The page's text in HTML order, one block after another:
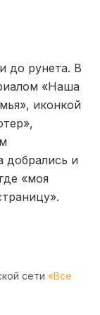
до рунета. В
«Наша
иконкой
и
«моя
сети «Все